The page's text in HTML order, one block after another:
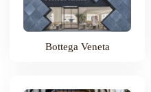
Bottega Veneta